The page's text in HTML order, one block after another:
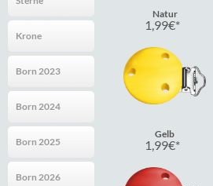
Krone
Born 2023
Born 2024
Born 2025
Born 2026
Natur
1,99€
Gelb
1,99€